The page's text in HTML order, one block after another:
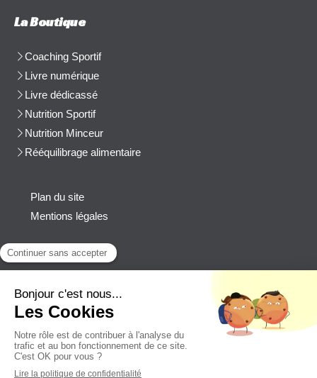
La Boutique
Coaching Sportif
Livre numérique
Livre dédicassé
Nutrition Sportif
Nutrition Minceur
Rééquilibrage alimentaire
Plan du site
Mentions légales
Contact
cblanchard@beep-consulting.com
Contacter Cyril